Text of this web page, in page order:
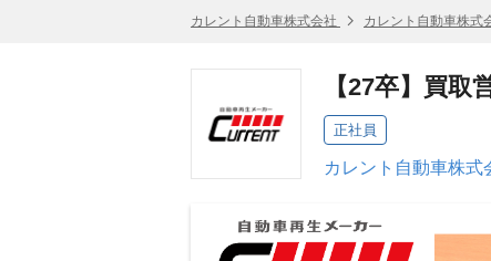
カレント自動車株式会社 カレント自動車株式
【27卒】買取
正社員
カレント自動車株式